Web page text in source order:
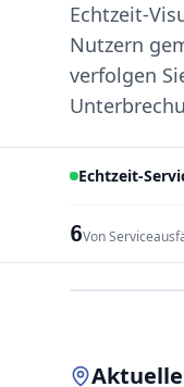
Echtzeit-
Nutzern
verfolgen
Echtzeit-
6Von